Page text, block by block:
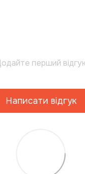
перший
Написати відгук